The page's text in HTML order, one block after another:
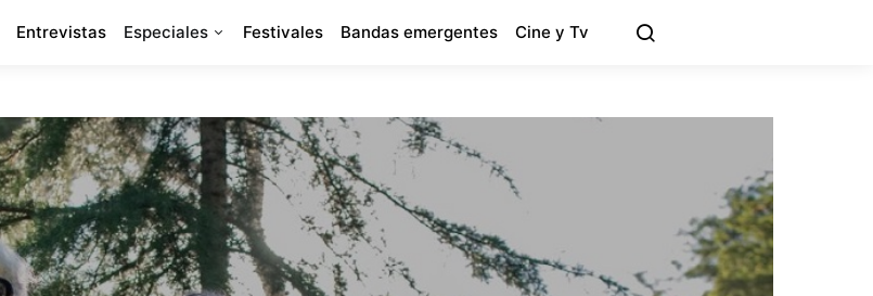
Entrevistas Especiales Festivales Bandas emergentes Cine y Tv